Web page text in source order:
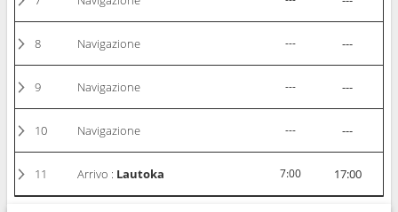
8 Navigazione --- ---
9 Navigazione --- ---
10 Navigazione --- ---
11 Arrivo : Lautoka 7:00 17:00